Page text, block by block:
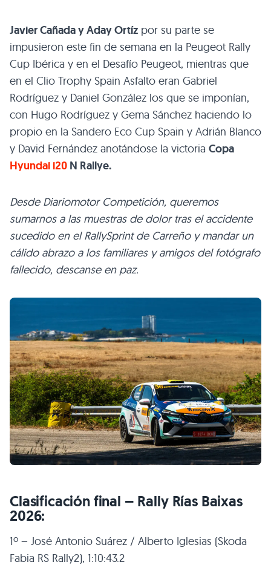
Javier Cañada y Aday Ortíz por su parte se
impusieron este fin de semana en la Peugeot Rally
Cup Ibérica y en el Desafío Peugeot, mientras que
en el Clio Trophy Spain Asfalto eran Gabriel
Rodríguez y Daniel González los que se imponían,
con Hugo Rodríguez y Gema Sánchez haciendo lo
propio en la Sandero Eco Cup Spain y Adrián Blanco
y David Fernández anotándose la victoria Copa
Hyundai i20 N Rallye.
Desde Diariomotor Competición, queremos
sumarnos a las muestras de dolor tras el accidente
sucedido en el RallySprint de Carreño y mandar un
cálido abrazo a los familiares y amigos del fotógrafo
fallecido, descanse en paz.
Clasificación final – Rally Rías Baixas
2026:
1º – José Antonio Suárez / Alberto Iglesias (Skoda
Fabia RS Rally2), 1:10:43.2